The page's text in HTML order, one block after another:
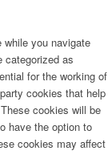
you navigate
categorized as
for the working of
cookies that help
cookies will be
have the option to
cookies may affect